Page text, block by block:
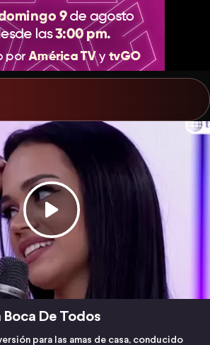
Boca De Todos
para las amas de casa, conducido